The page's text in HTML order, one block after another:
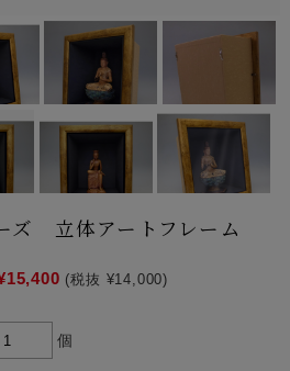
立体アートフレーム
(税抜 ¥14,000)
個